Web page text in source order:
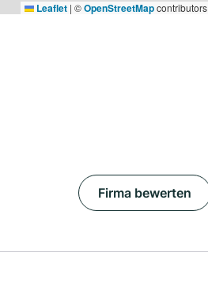
Leaflet | ©OpenStreetMapcontributors
Firma bewerten